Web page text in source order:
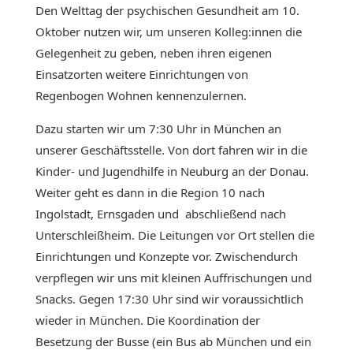
Den Welttag der psychischen Gesundheit am 10.
Oktober nutzen wir, um unseren Kolleg:innen die
Gelegenheit zu geben, neben ihren eigenen
Einsatzorten weitere Einrichtungen von
Regenbogen Wohnen kennenzulernen.
Dazu starten wir um 7:30 Uhr in München an
unserer Geschäftsstelle. Von dort fahren wir in die
Kinder- und Jugendhilfe in Neuburg an der Donau.
Weiter geht es dann in die Region 10 nach
Ingolstadt, Ernsgaden und abschließend nach
Unterschleißheim. Die Leitungen vor Ort stellen die
Einrichtungen und Konzepte vor. Zwischendurch
verpflegen wir uns mit kleinen Auffrischungen und
Snacks. Gegen 17:30 Uhr sind wir voraussichtlich
wieder in München. Die Koordination der
Besetzung der Busse (ein Bus ab München und ein